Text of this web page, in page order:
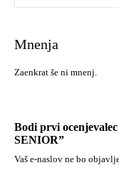
Mnenja
Zaenkrat še ni mnenj.
Bodi prvi
SENIOR”
Vaš e-naslov ne bo